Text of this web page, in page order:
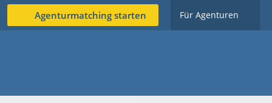
Agenturmatching starten Für Agenturen